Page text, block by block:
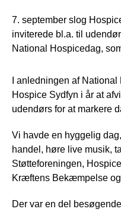
7. september slog
inviterede bl.a. til
National Hospicedag,
I anledningen af
Hospice Sydfyn i år at
udendørs for at markere
Vi havde en hyggelig
handel, høre live musik,
Støtteforeningen,
Kræftens Bekæmpelse
Der var en del